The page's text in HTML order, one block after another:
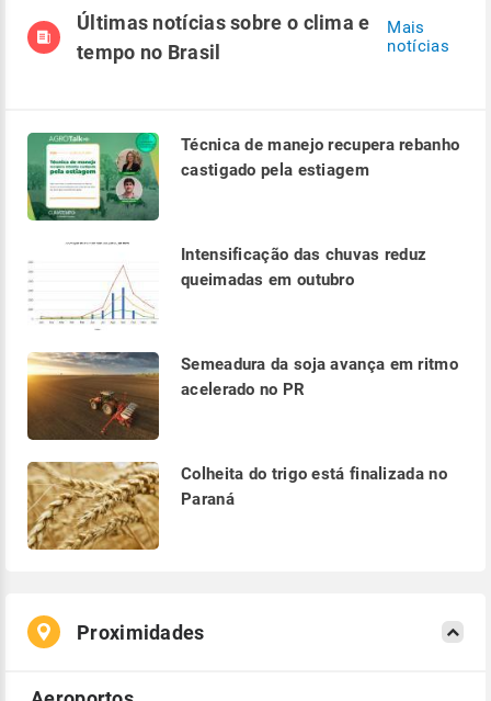
Últimas notícias sobre o clima e
tempo no Brasil
Mais
notícias
Técnica de manejo recupera rebanho
castigado pela estiagem
Intensificação das chuvas reduz
queimadas em outubro
Semeadura da soja avança em ritmo
acelerado no PR
Colheita do trigo está finalizada no
Paraná
Proximidades